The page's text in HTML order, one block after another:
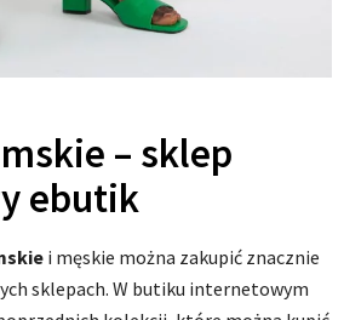
– sklep
ebutik
i męskie można zakupić znacznie
sklepach. W butiku internetowym